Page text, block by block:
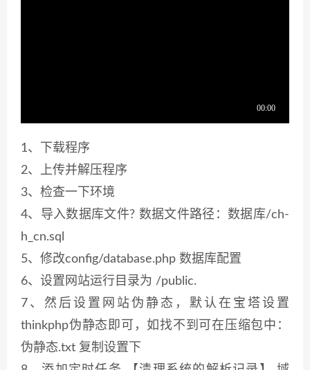
1、下载程序
2、上传并解压程序
3、检查一下环境
4、导入数据库文件? 数据文件路径：数据库/ch-
h_cn.sql
5、修改config/database.php 数据库配置
6、设置网站运行目录为 /public.
7、然后设置网站伪静态，默认在宝塔设置
thinkphp伪静态即可，如找不到可在压缩包中：
伪静态.txt 复制设置下